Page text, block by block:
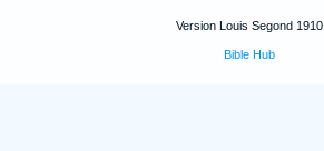
Version Louis Segond 1910
Bible Hub